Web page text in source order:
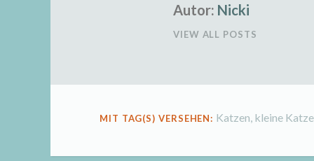
Autor: Nicki
VIEW ALL POSTS
MIT TAG(S) VERSEHEN: Katzen kleine